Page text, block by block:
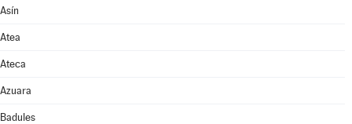
Asín
Atea
Ateca
Azuara
Badules